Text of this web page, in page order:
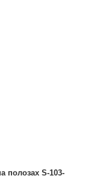
полозах S-103-